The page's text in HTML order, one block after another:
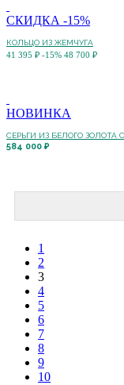
СКИДКА -15%
КОЛЬЦО ИЗ ЖЕМЧУГА
41 395 ₽ -15% 48 700 ₽
НОВИНКА
СЕРЬГИ ИЗ БЕЛОГО
584 000 ₽
1
2
3
4
5
6
7
8
9
10